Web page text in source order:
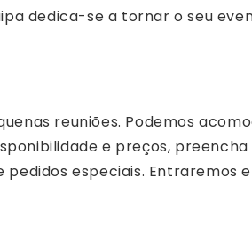
dedica-se a tornar o seu
reuniões. Podemos
e preços,
pedidos especiais.